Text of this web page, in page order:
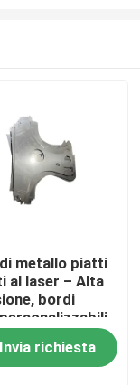
metallo piatti
al laser – Alta
bordi
Invia richiesta